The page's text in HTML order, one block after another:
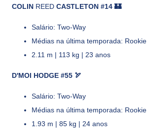
COLIN REED CASTLETON #14 🏰
Salário: Two-Way
Médias na última temporada: Rookie
2.11 m | 113 kg | 23 anos
D'MOI HODGE #55 🏹
Salário: Two-Way
Médias na última temporada: Rookie
1.93 m | 85 kg | 24 anos